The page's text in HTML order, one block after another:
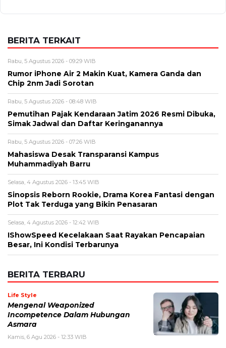
BERITA TERKAIT
Rabu, 5 Agustus 2026 - 09:29 WIB
Rumor iPhone Air 2 Makin Kuat, Kamera Ganda dan
Chip 2nm Jadi Sorotan
Rabu, 5 Agustus 2026 - 08:48 WIB
Pemutihan Pajak Kendaraan Jatim 2026 Resmi Dibuka,
Simak Jadwal dan Daftar Keringanannya
Rabu, 5 Agustus 2026 - 07:26 WIB
Mahasiswa Desak Transparansi Kampus
Muhammadiyah Barru
Selasa, 4 Agustus 2026 - 13:45 WIB
Sinopsis Reborn Rookie, Drama Korea Fantasi dengan
Plot Tak Terduga yang Bikin Penasaran
Selasa, 4 Agustus 2026 - 12:42 WIB
IShowSpeed Kecelakaan Saat Rayakan Pencapaian
Besar, Ini Kondisi Terbarunya
BERITA TERBARU
Life Style
Mengenal Weaponized
Incompetence Dalam Hubungan
Asmara
Kamis, 6 Agu 2026 - 12:33 WIB